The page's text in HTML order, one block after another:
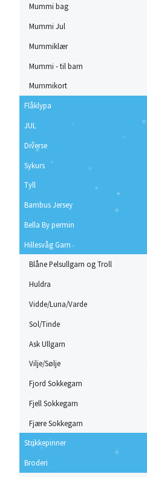
Mummi bag
Mummi Jul
Mummiklær
Mummi - til barn
Mummikort
Flåklypa
JUL
Diverse
Sykurs
Tyll
Bambus Jersey
Bella By permin
Hillesvåg Garn
Blåne Pelsullgarn og Troll
Huldra
Vidde/Luna/Varde
Sol/Tinde
Ask Ullgarn
Vilje/Sølje
Fjord Sokkegarn
Fjell Sokkegarn
Fjære Sokkegarn
Strikkepinner
Broderi